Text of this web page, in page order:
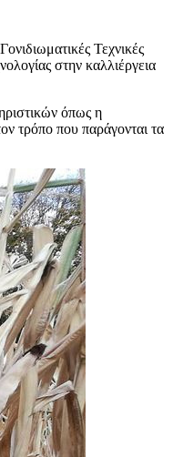
Τεχνικές
στην καλλιέργεια
όπως η
τρόπο που παράγονται τα